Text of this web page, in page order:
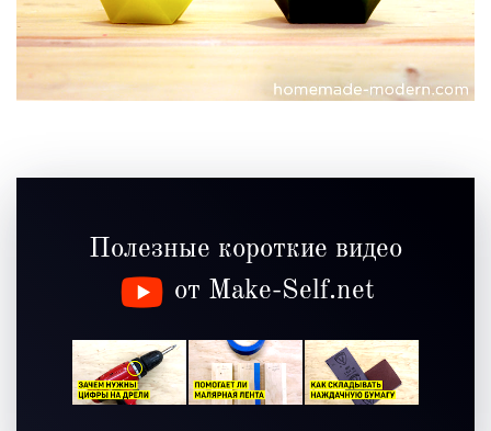
Полезные короткие видео
от Make-Self.net